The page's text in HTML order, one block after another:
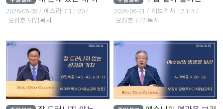
2026-06-28
에스라 7:11-20
오정호 담임목사
2026-06-21
히브리서 12:1-3
오정호 담임목사